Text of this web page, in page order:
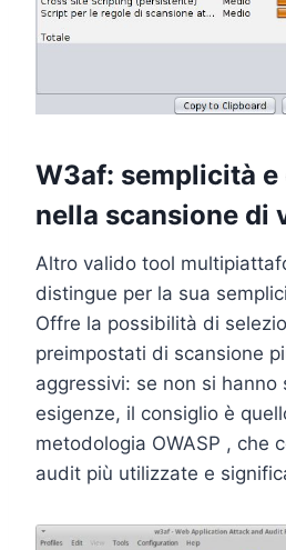
W3af: semplicità
nella scansione di
Altro valido tool
distingue per la sua
Offre la possibilità di
preimpostati di scansione
aggressivi: se non si hanno
esigenze, il consiglio è
metodologia OWASP , che
audit più utilizzate e